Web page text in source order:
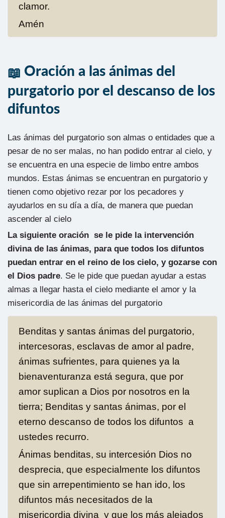
clamor.
Amén
Oración a las ánimas del
purgatorio por el descanso de los
difuntos
Las ánimas del purgatorio son almas o entidades que a
pesar de no ser malas, no han podido entrar al cielo, y
se encuentra en una especie de limbo entre ambos
mundos. Estas ánimas se encuentran en purgatorio y
tienen como objetivo rezar por los pecadores y
ayudarlos en su día a día, de manera que puedan
ascender al cielo
La siguiente oración se le pide la intervención
divina de las ánimas, para que todos los difuntos
puedan entrar en el reino de los cielo, y gozarse con
el Dios padre. Se le pide que puedan ayudar a estas
almas a llegar hasta el cielo mediante el amor y la
misericordia de las ánimas del purgatorio
Benditas y santas ánimas del purgatorio,
intercesoras, esclavas de amor al padre,
ánimas sufrientes, para quienes ya la
bienaventuranza está segura, que por
amor suplican a Dios por nosotros en la
tierra; Benditas y santas ánimas, por el
eterno descanso de todos los difuntos a
ustedes recurro.
Ánimas benditas, su intercesión Dios no
desprecia, que especialmente los difuntos
que sin arrepentimiento se han ido, los
difuntos más necesitados de la
misericordia divina y que los más alejados